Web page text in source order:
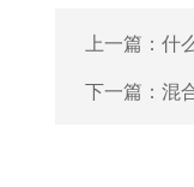
上一篇： 什
下一篇： 混